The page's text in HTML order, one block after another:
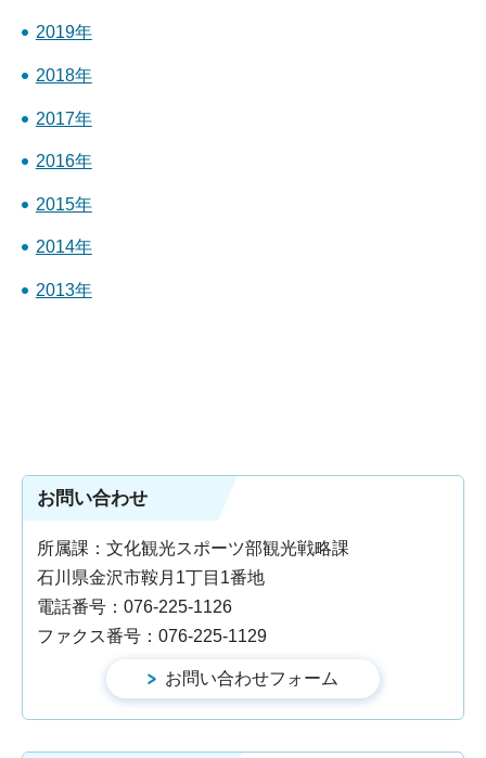
2019年
2018年
2017年
2016年
2015年
2014年
2013年
お問い合わせ
所属課：文化観光スポーツ部観光戦略課
石川県金沢市鞍月1丁目1番地
電話番号：076-225-1126
ファクス番号：076-225-1129